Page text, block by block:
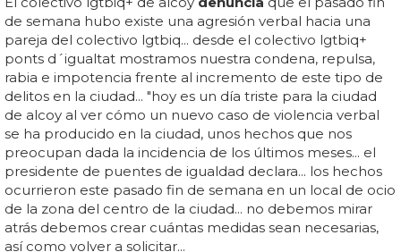
memes y mucho amor por el chico que, todo sea dicho,
es una monada... la mayoría de memes van en esa
dirección, con frases tan románticas como "el me
escaneó las cosas cuando nadie más quiso hacerlo" o
"imagina a alex de target empotrándote contra la pared
mientras te susurra...